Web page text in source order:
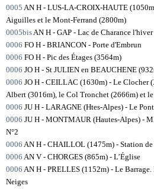
0005 AN H - LUS-LA-CROIX-HAUTE
Aiguilles et le Mont-Ferrand (2800m)
0005bisAN H - GAP - Lac de Charance l'hiver
0006 FO H - BRIANCON - Porte d'Embrun
0006 FO H - Pic des Étages (3564m)
0006 JO H - St JULIEN en BEAUCHENE
0006 JO H - CEILLAC (1630m) - Le Clocher
Albert (3016m), le Col Tronchet (2666m) et
0006 JU H - LARAGNE (Htes-Alpes) - Le
0006 JU H - MONTMAUR (Hautes-Alpes) -
N°2
0006 AN H - CHAILLOL (1475m) - Station
0006 AN V - CHORGES (865m) - L’Église
0006 AN H - PRELLES (1152m) - Le
Neiges